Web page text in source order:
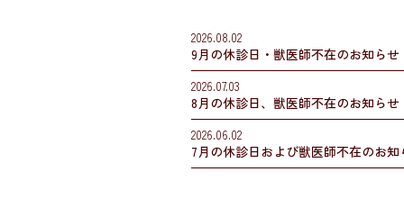
2026.08.02
9月の休診日・獣医師不在のお知らせ
2026.07.03
8月の休診日、獣医師不在のお知らせ
2026.06.02
7月の休診日および獣医師不在のお知